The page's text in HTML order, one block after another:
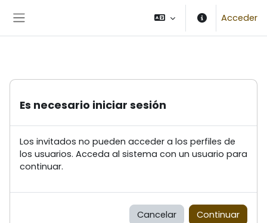
Acceder
Es necesario iniciar sesión
Los invitados no pueden acceder a los perfiles de
los usuarios. Acceda al sistema con un usuario para
continuar.
Cancelar Continuar